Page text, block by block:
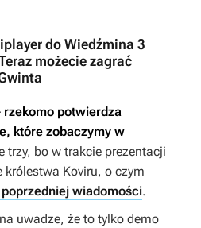
do Wiedźmina 3
możecie zagrać
rzekomo potwierdza
które zobaczymy w
trzy, bo w trakcie prezentacji
Koviru, o czym
wiadomości.
uwadze, że to tylko demo